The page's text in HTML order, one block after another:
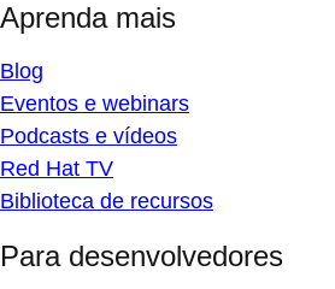
Aprenda mais
Blog
Eventos e webinars
Podcasts e vídeos
Red Hat TV
Biblioteca de recursos
Para desenvolvedores